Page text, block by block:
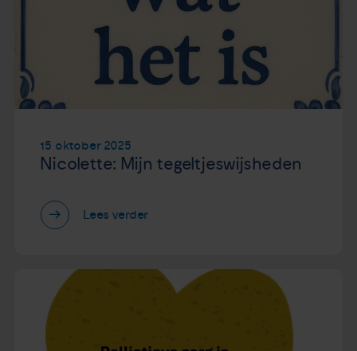
15 oktober 2025
Nicolette: Mijn tegeltjeswijsheden
Lees verder